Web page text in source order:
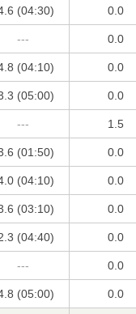
(04:30) 0.0
--- 0.0
(04:10) 0.0
(05:00) 0.0
--- 1.5
(01:50) 0.0
(04:10) 0.0
(03:10) 0.0
(04:40) 0.0
--- 0.0
(05:00) 0.0